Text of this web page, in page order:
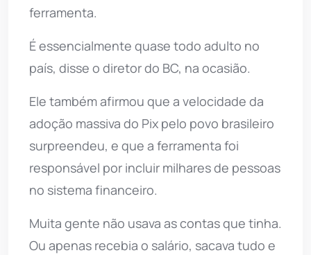
ferramenta.
É essencialmente quase todo adulto no
país, disse o diretor do BC, na ocasião.
Ele também afirmou que a velocidade da
adoção massiva do Pix pelo povo brasileiro
surpreendeu, e que a ferramenta foi
responsável por incluir milhares de pessoas
no sistema financeiro.
Muita gente não usava as contas que tinha.
Ou apenas recebia o salário, sacava tudo e